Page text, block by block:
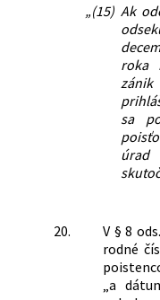
„(15) Ak
roka
zánik
sa
20.
V § 8
rodné
„a